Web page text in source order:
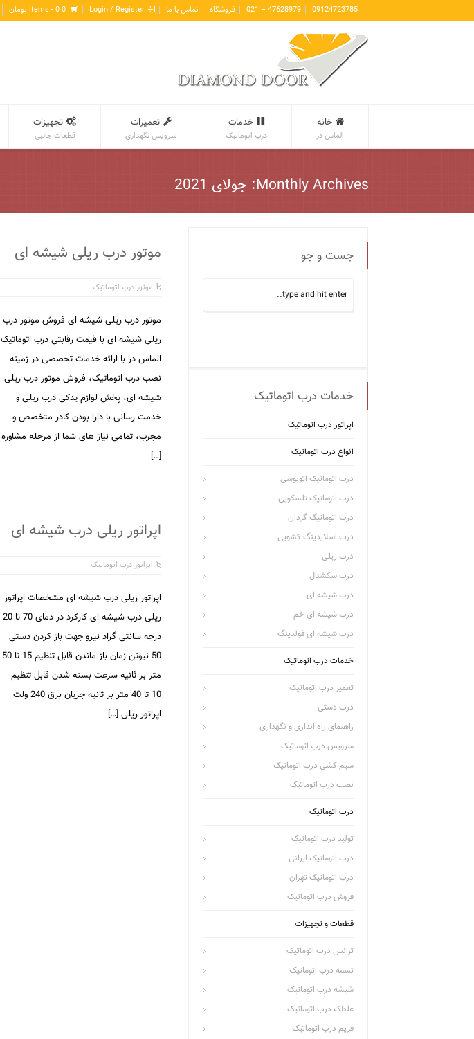
09124723785
47628979 – 021 فروشگاه تماس با ما Login / Register
0 items -
0 تومان
خانه
الماس در
خدمات
درب اتوماتیک
تعمیرات
سرویس نگهداری
تجهیزات
قطعات جانبی
Monthly Archives: جولای 2021
موتور درب ریلی شیشه ای
موتور درب اتوماتیک
موتور درب ریلی شیشه ای فروش موتور درب
ریلی شیشه ای با قیمت رقابتی درب اتوماتیک
الماس در با ارائه خدمات تخصصی در زمینه
نصب درب اتوماتیک، فروش موتور درب ریلی
شیشه ای، پخش لوازم یدکی درب ریلی و
خدمت رسانی با دارا بودن کادر متخصص و
مجرب، تمامی نیاز های شما از مرحله مشاوره
[…]
اپراتور ریلی درب شیشه ای
اپراتور درب اتوماتیک
اپراتور ریلی درب شیشه ای مشخصات اپراتور
ریلی درب شیشه ای کارکرد در دمای 70 تا 20
درجه سانتی گراد نیرو جهت باز کردن دستی
50 نیوتن زمان باز ماندن قابل تنظیم 15 تا 50
متر بر ثانیه سرعت بسته شدن قابل تنظیم
10 تا 40 متر بر ثانیه جریان برق 240 ولت
اپراتور ریلی […]
جست و جو
خدمات درب اتوماتیک
اپراتور درب اتوماتیک
انواع درب اتوماتیک
درب اتوماتیک اتوبوسی
درب اتوماتیک تلسکوپی
درب اتوماتیگ گردان
درب اسلایدینگ کشویی
درب ریلی
درب سکشنال
درب شیشه ای
درب شیشه ای خم
درب شیشه ای فولدینگ
خدمات درب اتوماتیک
تعمیر درب اتوماتیک
درب دستی
راهنمای راه اندازی و نگهداری
سرویس درب اتوماتیک
سیم کشی درب اتوماتیک
نصب درب اتوماتیک
درب اتوماتیک
تولید درب اتوماتیک
درب اتوماتیک ایرانی
درب اتوماتیک تهران
فروش درب اتوماتیک
قطعات و تجهیزات
ترانس درب اتوماتیک
تسمه درب اتوماتیک
شیشه درب اتوماتیک
غلطک درب اتوماتیک
فریم درب اتوماتیک